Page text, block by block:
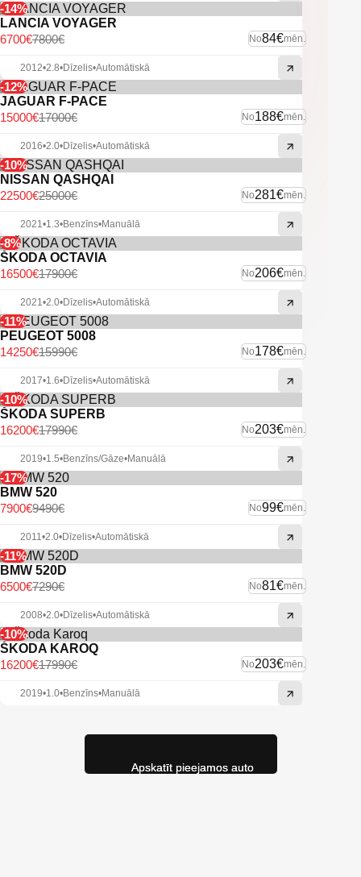
R20 diski ar labām vasaras riepām.
2 atslēgas.
Auto neprasa ieguldījumus.
Un citas ekstras.
-14%
LANCIA VOYAGER
No84€mēn.
7800€
6700€
2012•2.8•Dīzelis•Automātiskā
-12%
JAGUAR F-PACE
No188€mēn.
17000€
15000€
2016•2.0•Dīzelis•Automātiskā
-10%
NISSAN QASHQAI
No281€mēn.
25000€
22500€
2021•1.3•Benzīns•Manuālā
-8%
ŠKODA OCTAVIA
No206€mēn.
17900€
16500€
2021•2.0•Dīzelis•Automātiskā
-11%
PEUGEOT 5008
No178€mēn.
15990€
14250€
2017•1.6•Dīzelis•Automātiskā
-10%
ŠKODA SUPERB
No203€mēn.
17990€
16200€
2019•1.5•Benzīns/Gāze•Manuālā
-17%
BMW 520
No99€mēn.
9490€
7900€
2011•2.0•Dīzelis•Automātiskā
-11%
BMW 520D
No81€mēn.
7290€
6500€
2008•2.0•Dīzelis•Automātiskā
-10%
ŠKODA KAROQ
No203€mēn.
17990€
16200€
2019•1.0•Benzīns•Manuālā